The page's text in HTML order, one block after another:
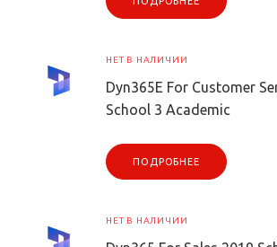
НЕТ В НАЛИЧИИ
Dyn365E For Customer
School 3 Academic
ПОДРОБНЕЕ
НЕТ В НАЛИЧИИ